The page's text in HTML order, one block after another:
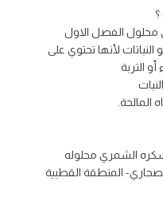
؟
محلول الفصل الاول
لأنها تحتوي على
التربة
سكره الشمري محلوله
المنطقة القطبية